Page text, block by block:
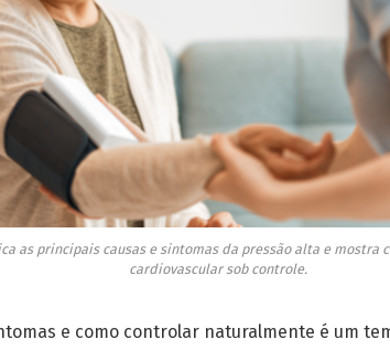
as principais causas e sintomas da pressão alta e mostra
cardiovascular sob controle.
e como controlar naturalmente é um